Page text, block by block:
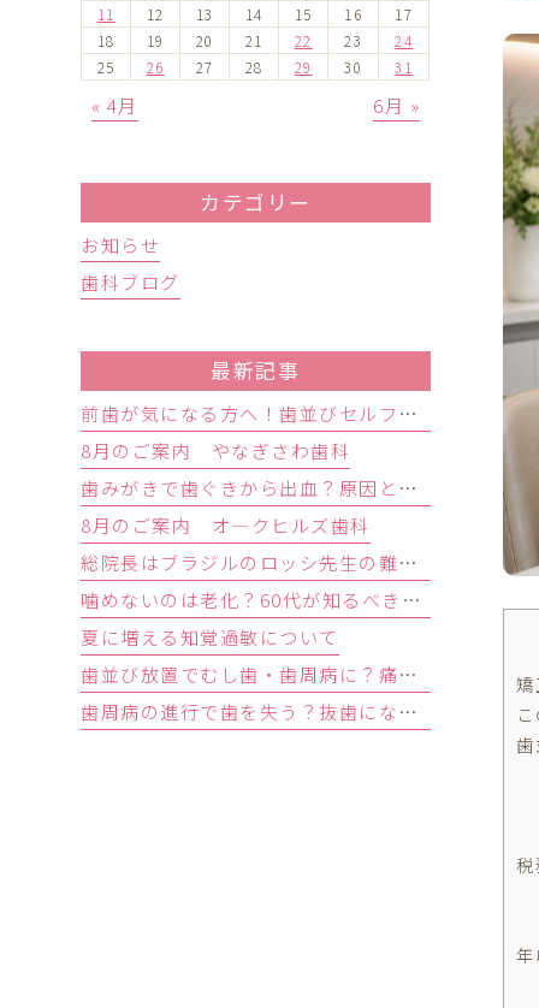
11
12 13 14 15 16
17
18
19 20 21 22 23
24
25
26 27 28 29 30 31
« 4月 6月 »
カテゴリー
お知らせ
歯科ブログ
最新記事
前歯が気になる方へ！歯並びセルフチェックと治療が必要な目安
8月のご案内 やなぎさわ歯科
歯みがきで歯ぐきから出血？原因と歯周病の初期症状・受診目安を解説
8月のご案内 オ―クヒルズ歯科
総院長はブラジルのロッシ先生の難症例インプラントオペ研修会に参加しました。
噛めないのは老化？60代が知るべき原因と歯を残す精密治療
夏に増える知覚過敏について
歯並び放置でむし歯・歯周病に？痛みがなくても受診すべきサイン
歯周病の進行で歯を失う？抜歯になる基準と回避する3つの予防法